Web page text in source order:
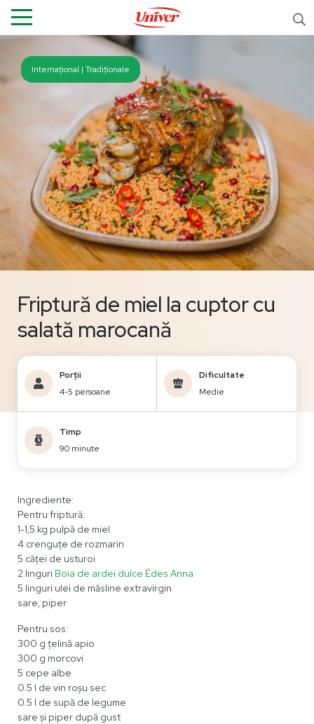
Friptură de miel la cuptor cu
salată marocană
Porții
4-5 persoane
Dificultate
Medie
Timp
90 minute
Internațional | Tradiționale
Ingrediente:
Pentru friptură:
1-1,5 kg pulpă de miel
4 crenguțe de rozmarin
5 căței de usturoi
2 linguri Boia de ardei dulce Édes Anna
5 linguri ulei de măsline extravirgin
sare, piper
Pentru sos:
300 g țelină apio
300 g morcovi
5 cepe albe
0.5 l de vin roșu sec
0.5 l de supă de legume
sare și piper după gust